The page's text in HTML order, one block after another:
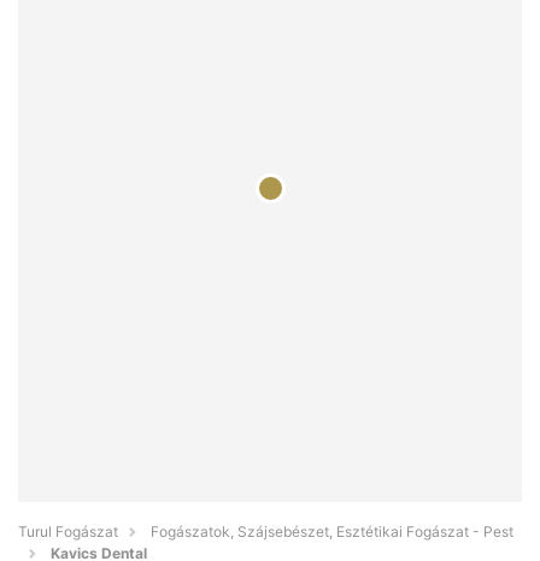
Turul Fogászat
Fogászatok, Szájsebészet, Esztétikai Fogászat - Pest
Kavics Dental